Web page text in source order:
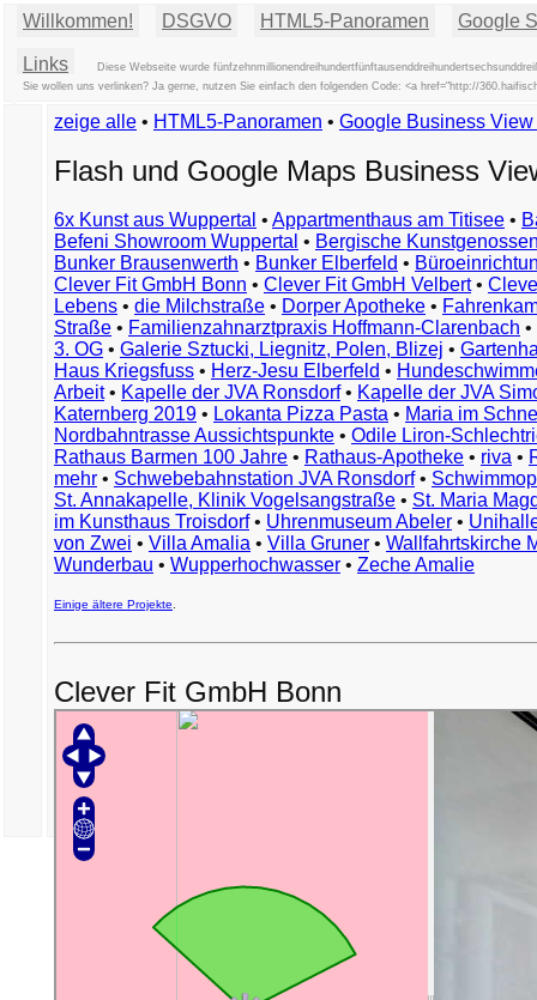
Willkommen! DSGVO HTML5-Panoramen Google
Links
Diese Webseite wurde
Sie wollen uns verlinken? Ja gerne, nutzen Sie einfach den folgenden Code: <a href="http://
zeige alle • HTML5-Panoramen • Google Business
Flash und Google Maps Business
6x Kunst aus Wuppertal • Appartmenthaus am Titisee •
Befeni Showroom Wuppertal • Bergische
Bunker Brausenwerth • Bunker Elberfeld •
Clever Fit GmbH Bonn • Clever Fit GmbH Velbert•
Lebens • die Milchstraße • Dorper Apotheke •
Straße • Familienzahnarztpraxis Hoffmann-Clarenbach •
3. OG • Galerie Sztucki, Liegnitz, Polen, Blizej •
Haus Kriegsfuss • Herz-Jesu Elberfeld •
Arbeit• Kapelle der JVA Ronsdorf• Kapelle der JVA
Katernberg 2019 • Lokanta Pizza Pasta • Maria im
Nordbahntrasse Aussichtspunkte • Odile Liron-
Rathaus Barmen 100 Jahre • Rathaus-Apotheke • riva •
mehr • Schwebebahnstation JVA Ronsdorf•
St. Annakapelle, Klinik Vogelsangstraße • St. Maria
im Kunsthaus Troisdorf• Uhrenmuseum Abeler •
von Zwei • Villa Amalia • Villa Gruner • Wallfahrtskirche
Wunderbau • Wupperhochwasser • Zeche Amalie
Einige ältere Projekte
Clever Fit GmbH Bonn